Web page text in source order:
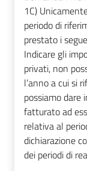
1C)
periodo di
prestato i
Indicare gli
privati, non
l’anno a cui si
possiamo dare
fatturato ad
relativa al
dichiarazione
dei periodi di